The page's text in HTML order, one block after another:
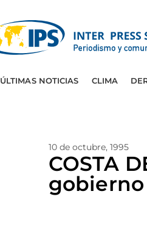
ÚLTIMAS NOTICIAS CLIMA
10 de octubre, 1995
COSTA
gobierno